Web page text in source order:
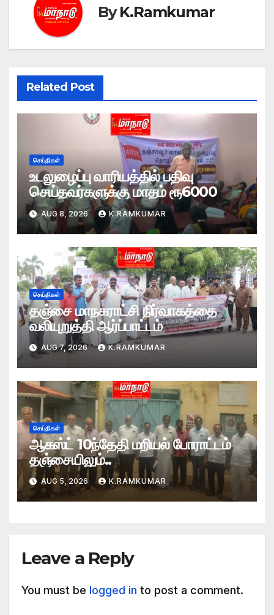
ByK.Ramkumar
Related Post
செய்திகள்
உடலுழைப்பு வாரியத்தில் பதிவு
செய்தவர்களுக்கு மாதம் ரூ6000
AUG 8, 2026 K.RAMKUMAR
செய்திகள்
தஞ்சை மாநகராட்சி நிர்வாகத்தை
வலியுறுத்தி ஆர்ப்பாட்டம்
AUG 7, 2026 K.RAMKUMAR
செய்திகள்
ஆகஸ்ட் 10ந்தேதி மறியல் போராட்டம்
தஞ்சையிலும்..
AUG 5, 2026 K.RAMKUMAR
Leave a Reply
You must be logged in to post a comment.